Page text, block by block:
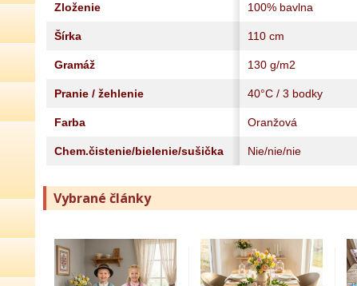
Zloženie 100% bavlna
Šírka 110 cm
Gramáž 130 g/m2
Pranie / žehlenie 40°C / 3 bodky
Farba Oranžová
Chem.čistenie/bielenie/sušička Nie/nie/nie
Vybrané články